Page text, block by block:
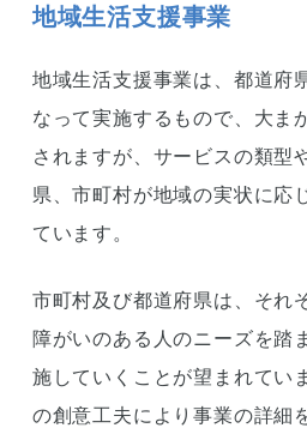
【2026年最新】法定
解説
一覧｜2026年最新の
も解説
地域生活支援事業
地域生活支援事業は、都道府
なって実施するもので、大ま
されますが、サービスの類型
県、市町村が地域の実状に応
ています。
市町村及び都道府県は、それ
障がいのある人のニーズを踏
施していくことが望まれてい
の創意工夫により事業の詳細